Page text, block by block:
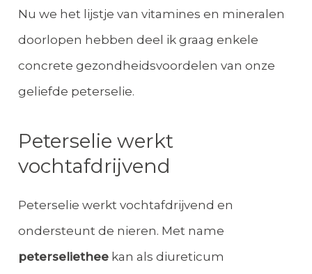
Nu we het lijstje van vitamines en mineralen
doorlopen hebben deel ik graag enkele
concrete gezondheidsvoordelen van onze
geliefde peterselie.
Peterselie werkt
vochtafdrijvend
Peterselie werkt vochtafdrijvend en
ondersteunt de nieren. Met name
peterseliethee kan als diureticum